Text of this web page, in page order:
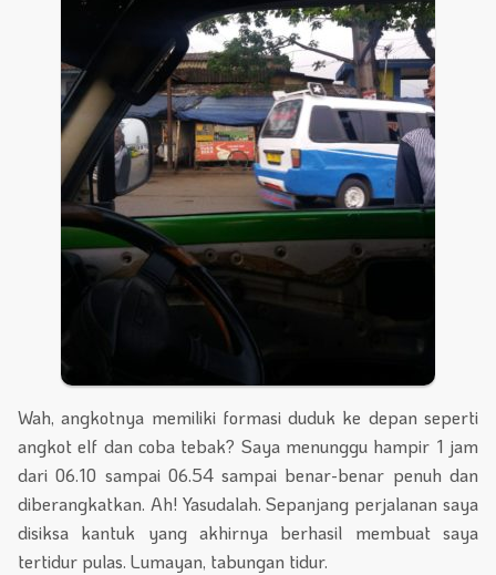
Wah, angkotnya memiliki formasi duduk ke depan seperti
angkot elf dan coba tebak? Saya menunggu hampir 1 jam
dari 06.10 sampai 06.54 sampai benar-benar penuh dan
diberangkatkan. Ah! Yasudalah. Sepanjang perjalanan saya
disiksa kantuk yang akhirnya berhasil membuat saya
tertidur pulas. Lumayan, tabungan tidur.